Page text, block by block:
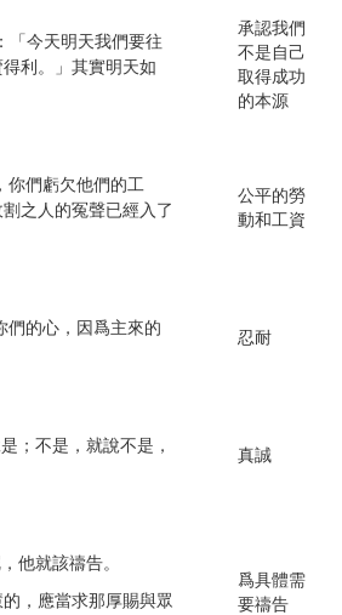
「今天明天我們要往
利。」其實明天如
承認我們
不是自己
取得成功
的本源
你們虧欠他們的工
之人的冤聲已經入了
公平的勞
動和工資
的心，因爲主來的
忍耐
；不是，就說不是，
真誠
他就該禱告。
，應當求那厚賜與眾
爲具體需
要禱告